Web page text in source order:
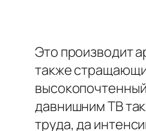
Это производит
также
давнишним ТВ
труда, да